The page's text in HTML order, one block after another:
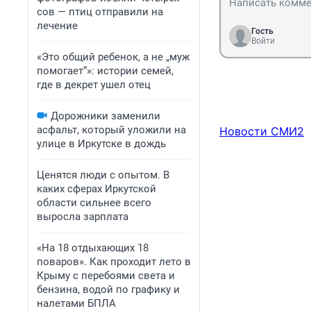
сов — птиц отправили на
лечение
«Это общий ребенок, а не „муж
помогает“»: истории семей,
где в декрет ушел отец
Дорожники заменили
асфальт, который уложили на
улице в Иркутске в дождь
Ценятся люди с опытом. В
каких сферах Иркутской
области сильнее всего
выросла зарплата
«На 18 отдыхающих 18
поваров». Как проходит лето в
Крыму с перебоями света и
бензина, водой по графику и
налетами БПЛА
Гость
Войти
Новости СМИ2